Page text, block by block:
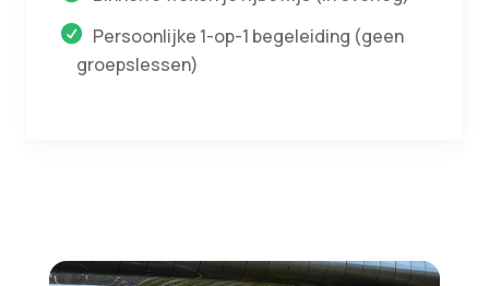
Persoonlijke 1-op-1 begeleiding (geen
groepslessen)